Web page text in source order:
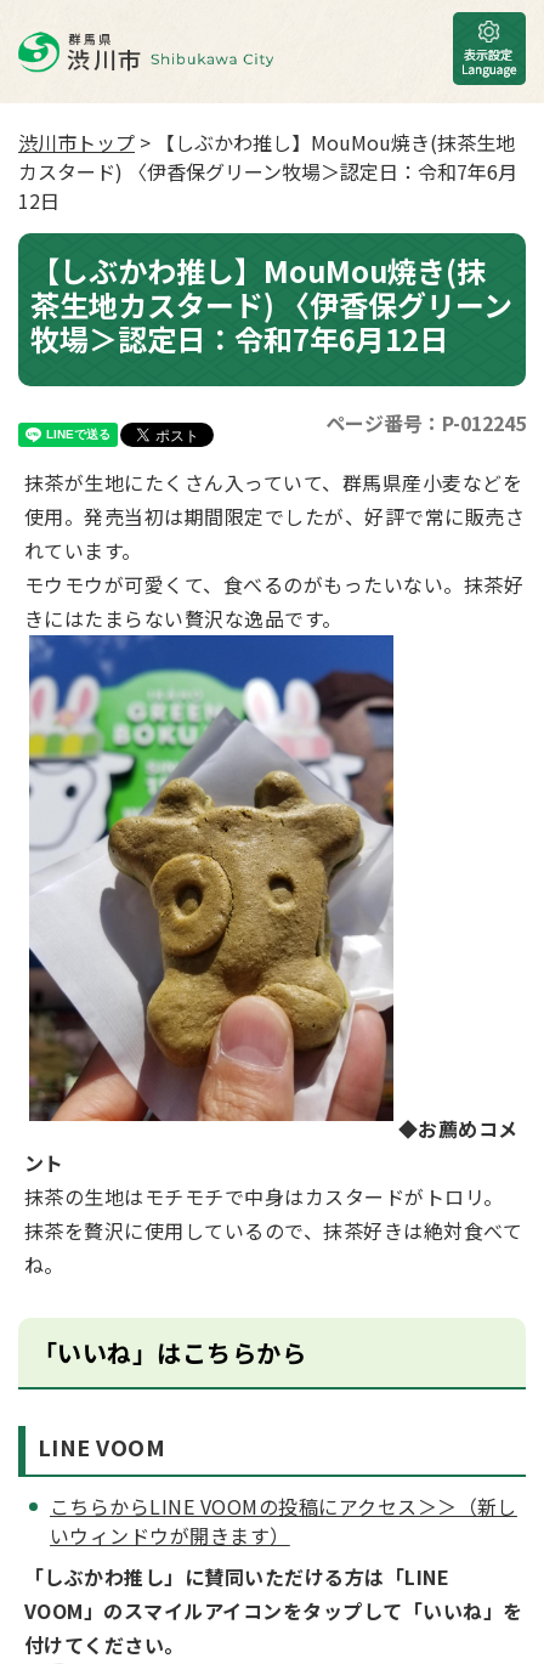
渋川市トップ > 【しぶかわ推し】MouMou焼き(抹茶⽣地
カスタード) 〈伊⾹保グリーン牧場＞認定日：令和7年6月
12日
【しぶかわ推し】MouMou焼き(抹
茶⽣地カスタード) 〈伊⾹保グリーン
牧場＞認定日：令和7年6月12日
ページ番号：P-012245
抹茶が⽣地にたくさん⼊っていて、群⾺県産⼩⻨などを
使⽤。発売当初は期間限定でしたが、好評で常に販売さ
れています。
モウモウが可愛くて、⾷べるのがもったいない。抹茶好
きにはたまらない贅沢な逸品です。
◆お薦めコメ
ント
抹茶の⽣地はモチモチで中⾝はカスタードがトロリ。
抹茶を贅沢に使⽤しているので、抹茶好きは絶対⾷べて
ね。
「いいね」はこちらから
LINE VOOM
こちらからLINE VOOMの投稿にアクセス＞＞（新し
いウィンドウが開きます）
「しぶかわ推し」に賛同いただける方は「LINE
VOOM」のスマイルアイコンをタップして「いいね」を
付けてください。